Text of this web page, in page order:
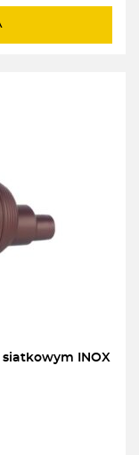
INOX